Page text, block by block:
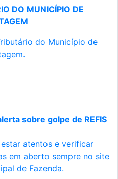
DO MUNICÍPIO DE
do Município de
sobre golpe de REFIS
atentos e verificar
em aberto sempre no site
de Fazenda.